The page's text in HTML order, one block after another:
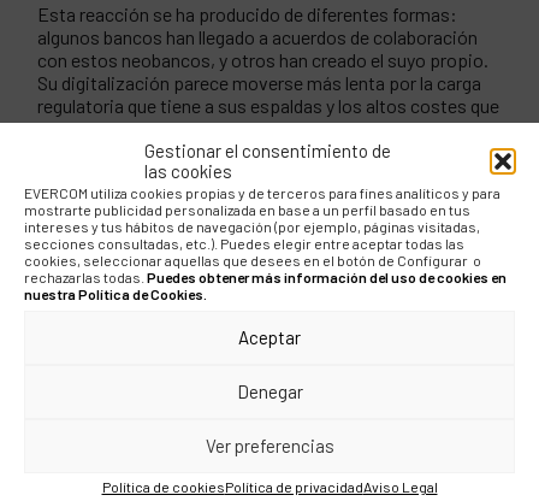
Gestionar el consentimiento de
las cookies
EVERCOM utiliza cookies propias y de terceros para fines analíticos y para
mostrarte publicidad personalizada en base a un perfil basado en tus
intereses y tus hábitos de navegación (por ejemplo, páginas visitadas,
secciones consultadas, etc.). Puedes elegir entre aceptar todas las
cookies, seleccionar aquellas que desees en el botón de Configurar o
rechazarlas todas. Puedes obtener más información del uso de cookies en
nuestra Política de Cookies.
Aceptar
Denegar
Ver preferencias
Política de cookiesPolítica de privacidadAviso Legal
Esta reacción se ha producido de diferentes formas:
algunos bancos han llegado a acuerdos de colaboración
con estos neobancos, y otros han creado el suyo propio.
Su digitalización parece moverse más lenta por la carga
regulatoria que tiene a sus espaldas y los altos costes que
tienen que asumir, debido a la inmensa red de sucursales,
entre otros gastos.
El nuevo entorno bancario
requiere de una
comunicación sencilla y
enfocada a las nuevas
relativamente poco tiempo entre los usuarios,